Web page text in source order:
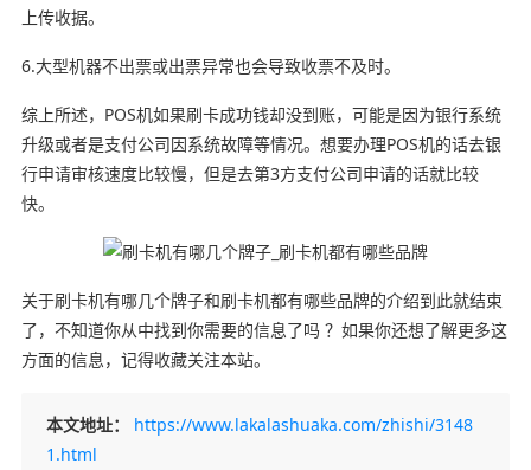
上传收据。
6.大型机器不出票或出票异常也会导致收票不及时。
综上所述，POS机如果刷卡成功钱却没到账，可能是因为银行系统
升级或者是支付公司因系统故障等情况。想要办理POS机的话去银
行申请审核速度比较慢，但是去第3方支付公司申请的话就比较
快。
关于刷卡机有哪几个牌子和刷卡机都有哪些品牌的介绍到此就结束
了，不知道你从中找到你需要的信息了吗 ？如果你还想了解更多这
方面的信息，记得收藏关注本站。
本文地址：
https://www.lakalashuaka.com/zhishi/3148
1.html